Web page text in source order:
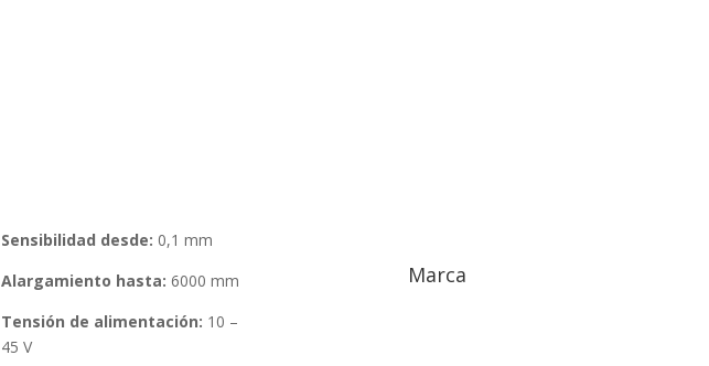
Sensibilidad desde: 0,1 mm
Alargamiento hasta: 6000 mm
Tensión de alimentación: 10 –
45 V
Marca